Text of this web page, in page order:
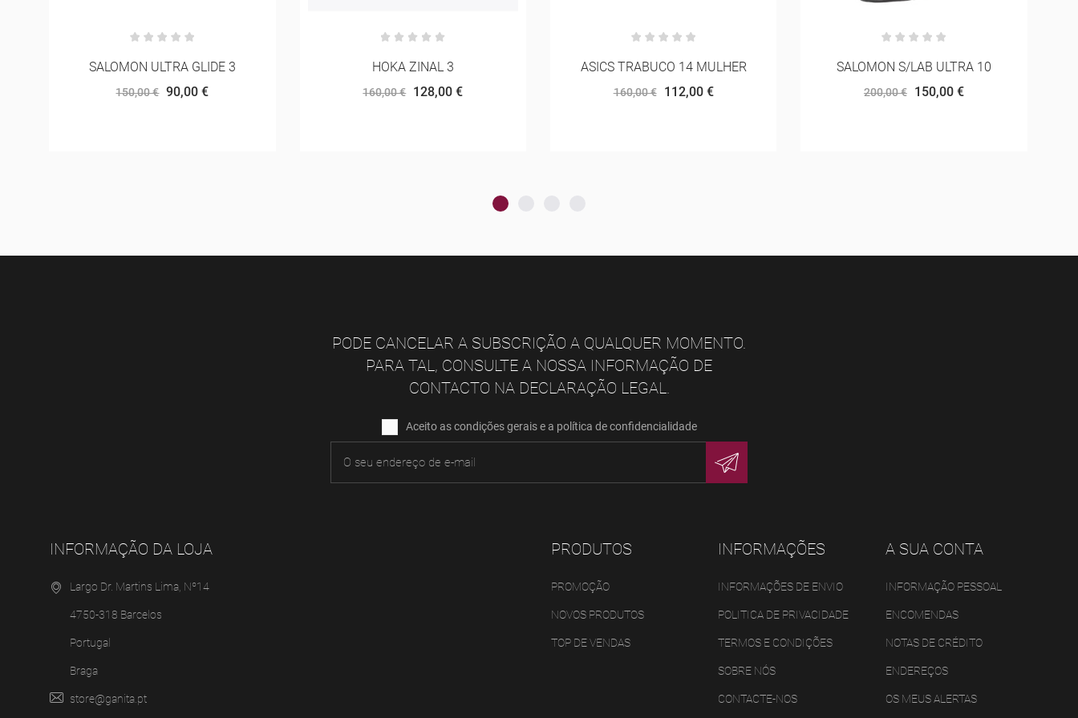
HOKA ZINAL 3
160,00 € 128,00 €
ASICS TRABUCO 14 MULHER
160,00 € 112,00 €
SALOMON S/LAB ULTRA 10
200,00 € 150,00 €
LEKI ULTRATRAIL SHARK
80,00 € 72,00 €
PODE CANCELAR A SUBSCRIÇÃO A QUALQUER MOMENTO.
PARA TAL, CONSULTE A NOSSA INFORMAÇÃO DE
CONTACTO NA DECLARAÇÃO LEGAL.
Aceito as condições gerais e a política de confidencialidade
INFORMAÇÃO DA LOJA
Largo Dr. Martins Lima, Nº14
4750-318 Barcelos
Portugal
Braga
store@ganita.pt
PRODUTOS
PROMOÇÃO
NOVOS PRODUTOS
TOP DE VENDAS
INFORMAÇÕES
INFORMAÇÕES DE ENVIO
POLITICA DE PRIVACIDADE
TERMOS E CONDIÇÕES
SOBRE NÓS
CONTACTE-NOS
A SUA CONTA
INFORMAÇÃO PESSOAL
ENCOMENDAS
NOTAS DE CRÉDITO
ENDEREÇOS
OS MEUS ALERTAS